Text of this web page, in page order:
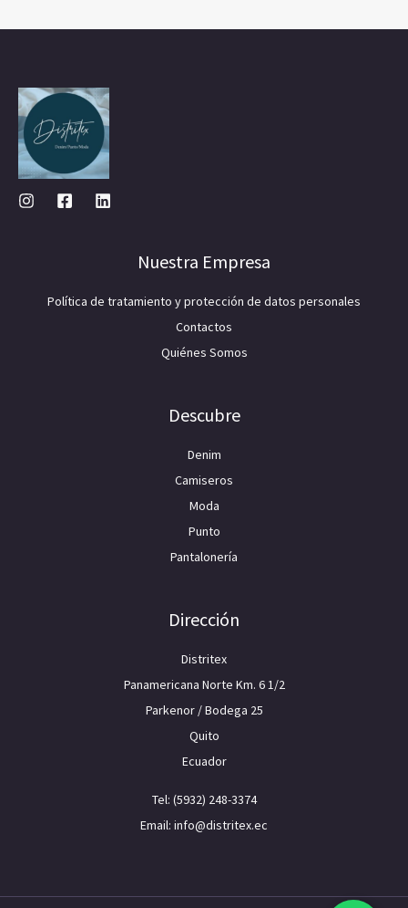
Nuestra Empresa
Política de tratamiento y protección de datos personales
Contactos
Quiénes Somos
Descubre
Denim
Camiseros
Moda
Punto
Pantalonería
Dirección
Distritex
Panamericana Norte Km. 6 1/2
Parkenor / Bodega 25
Quito
Ecuador
Tel: (5932) 248-3374
Email: info@distritex.ec